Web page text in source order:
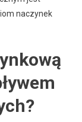
naczynek